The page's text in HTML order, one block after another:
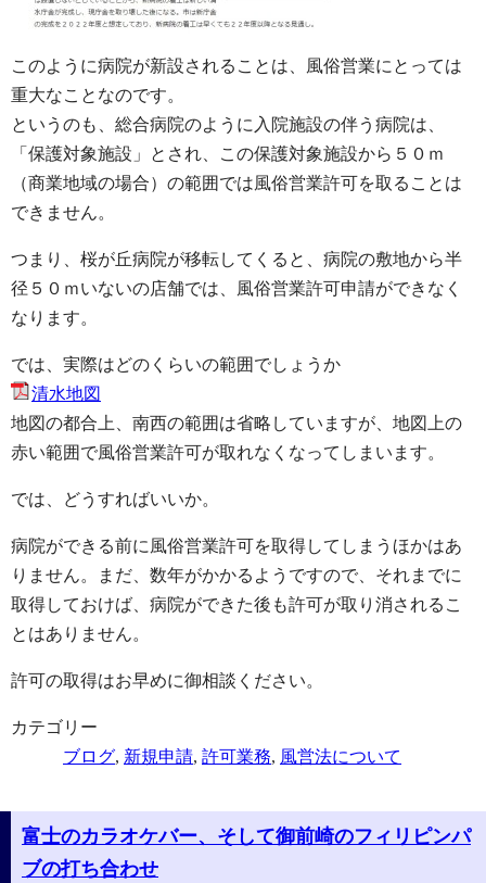
このように病院が新設されることは、風俗営業にとっては
重大なことなのです。
というのも、総合病院のように入院施設の伴う病院は、
「保護対象施設」とされ、この保護対象施設から５０ｍ
（商業地域の場合）の範囲では風俗営業許可を取ることは
できません。
つまり、桜が丘病院が移転してくると、病院の敷地から半
径５０ｍいないの店舗では、風俗営業許可申請ができなく
なります。
では、実際はどのくらいの範囲でしょうか
清水地図
地図の都合上、南西の範囲は省略していますが、地図上の
赤い範囲で風俗営業許可が取れなくなってしまいます。
では、どうすればいいか。
病院ができる前に風俗営業許可を取得してしまうほかはあ
りません。まだ、数年がかかるようですので、それまでに
取得しておけば、病院ができた後も許可が取り消されるこ
とはありません。
許可の取得はお早めに御相談ください。
カテゴリー
ブログ, 新規申請, 許可業務, 風営法について
富士のカラオケバー、そして御前崎のフィリピンパ
ブの打ち合わせ